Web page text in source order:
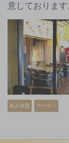
意しております
飲み放題 クーポン